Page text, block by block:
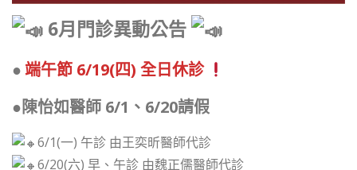
6月門診異動公告
● 端午節 6/19(四) 全日休診
●陳怡如醫師 6/1、6/20請假
6/1(一) 午診 由王奕昕醫師代診
6/20(六) 早、午診 由魏正儒醫師代診